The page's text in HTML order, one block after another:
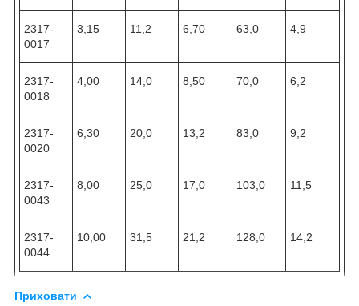
2317-
0017
3,15 11,2 6,70 63,0 4,9
2317-
0018
4,00 14,0 8,50 70,0 6,2
2317-
0020
6,30 20,0 13,2 83,0 9,2
2317-
0043
8,00 25,0 17,0 103,0 11,5
2317-
0044
10,00 31,5 21,2 128,0 14,2
Приховати